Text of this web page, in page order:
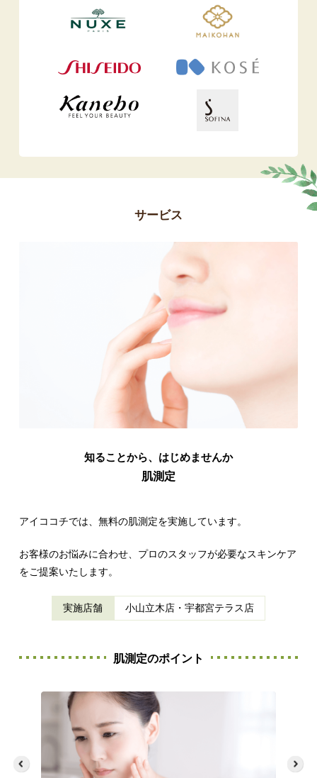
サービス
知ることから、はじめませんか
肌測定
アイココチでは、無料の肌測定を実施しています。
お客様のお悩みに合わせ、プロのスタッフが必要なスキンケア
をご提案いたします。
実施店舗 小山立木店・宇都宮テラス店
肌測定のポイント